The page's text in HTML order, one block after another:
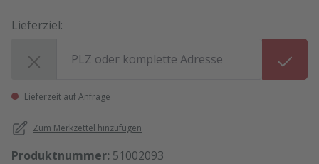
Lieferziel:
Lieferzeit auf Anfrage
Zum Merkzettel hinzufügen
Produktnummer: 51002093